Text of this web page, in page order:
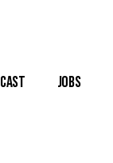
Cast Jobs